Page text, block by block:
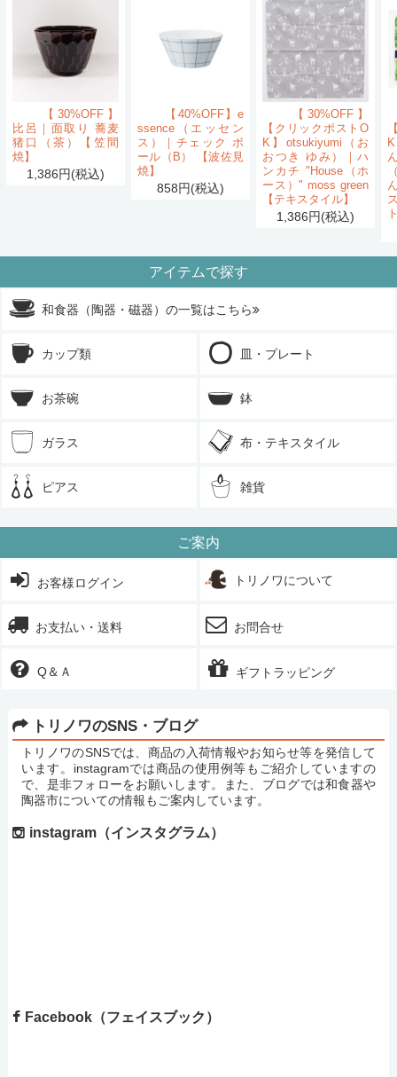
【30%OFF】
比呂｜面取り 蕎麦
猪口（茶）【笠間
焼】
1,386円(税込)
【40%OFF】e
ssence（エッセン
ス）｜チェック ボ
ール（B） 【波佐見
焼】
858円(税込)
【30%OFF】
【クリックポストO
K】otsukiyumi（お
おつき ゆみ）｜ハ
ンカチ "House（ホ
ース）" moss green
【テキスタイル】
1,386円(税込)
アイテムで探す
和食器（陶器・磁器）の一覧はこちら
カップ類 皿・プレート
お茶碗 鉢
ガラス 布・テキスタイル
ピアス 雑貨
ご案内
お客様ログイン トリノワについて
お支払い・送料 お問合せ
Q＆Ａ ギフトラッピング
トリノワのSNS・ブログ
トリノワのSNSでは、商品の入荷情報やお知らせ等を発信して
います。instagramでは商品の使用例等もご紹介していますの
で、是非フォローをお願いします。また、ブログでは和食器や
陶器市についての情報もご案内しています。
instagram（インスタグラム）
Facebook（フェイスブック）